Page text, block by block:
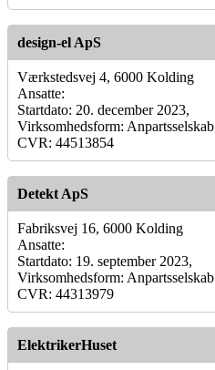
design-el ApS
Værkstedsvej 4, 6000 Kolding
Ansatte:
Startdato: 20. december 2023,
Virksomhedsform: Anpartsselskab
CVR: 44513854
Detekt ApS
Fabriksvej 16, 6000 Kolding
Ansatte:
Startdato: 19. september 2023,
Virksomhedsform: Anpartsselskab
CVR: 44313979
ElektrikerHuset